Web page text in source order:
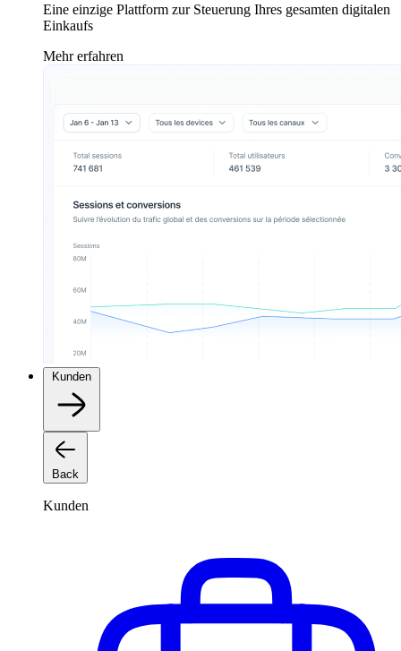
Eine einzige Plattform zur Steuerung Ihres gesamten digitalen
Einkaufs
Mehr erfahren
Kunden
Back
Kunden